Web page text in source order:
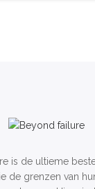
is de ultieme
de grenzen van